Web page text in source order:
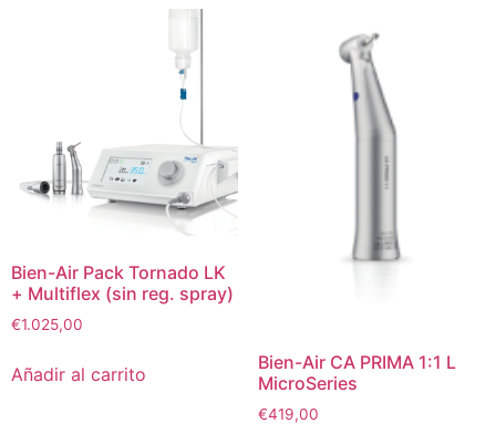
Bien-Air Pack Tornado LK
+ Multiflex (sin reg. spray)
€1.025,00
Añadir al carrito
Bien-Air CA PRIMA 1:1 L
MicroSeries
€419,00